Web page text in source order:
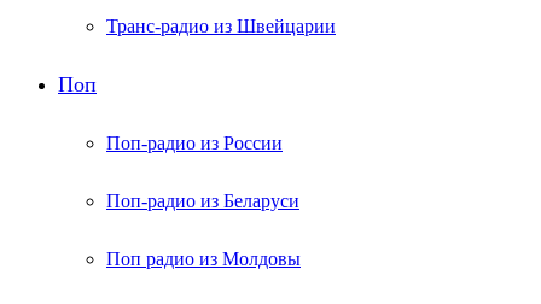
Транс-радио из Швейцарии
Поп
Поп-радио из России
Поп-радио из Беларуси
Поп радио из Молдовы